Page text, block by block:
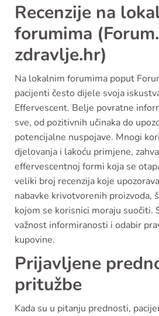
Recenzije na
forumima
zdravlje.hr)
Na lokalnim forumima poput
pacijenti često dijele svoja
Effervescent. Belje povratne
sve, od pozitivnih učinaka do
potencijalne nuspojave. Mnogi
djelovanja i lakoću primjene,
effervescentnoj formi koja se
veliki broj recenzija koje
nabavke krivotvorenih proizvoda,
kojom se korisnici moraju suočiti.
važnost informiranosti i odabir
kupovine.
Prijavljene
pritužbe
Kada su u pitanju prednosti,